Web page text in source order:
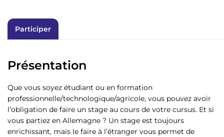
Participer
Présentation
Que vous soyez étudiant ou en formation
professionnelle/technologique/agricole, vous pouvez avoir
l’obligation de faire un stage au cours de votre cursus. Et si
vous partiez en Allemagne ? Un stage est toujours
enrichissant, mais le faire à l’étranger vous permet de